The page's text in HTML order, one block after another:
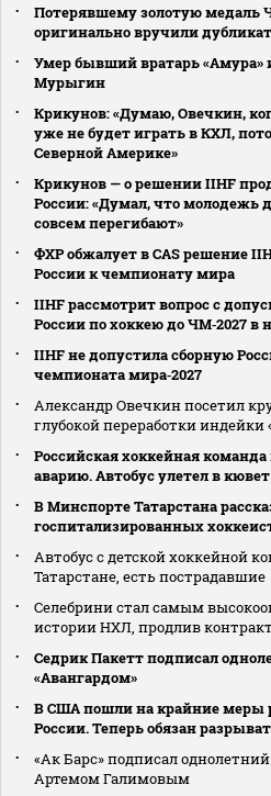
Потерявшему золотую медаль
оригинально вручили дубликат
Умер бывший вратарь «Амура»
Мурыгин
Крикунов: «Думаю, Овечкин,
уже не будет играть в КХЛ,
Северной Америке»
Крикунов — о решении IIHF
России: «Думал, что молодежь
совсем перегибают»
ФХР обжалует в CAS решение
России к чемпионату мира
IIHF рассмотрит вопрос с
России по хоккею до ЧМ‑2027 в
IIHF не допустила сборную
чемпионата мира‑2027
Александр Овечкин посетил
глубокой переработки индейки
Российская хоккейная
аварию. Автобус улетел в
В Минспорте Татарстана
госпитализированных
Автобус с детской хоккейной
Татарстане, есть пострадавшие
Селебрини стал самым
истории НХЛ, продлив контракт
Седрик Пакетт подписал
«Авангардом»
В США пошли на крайние меры
России. Теперь обязан
«Ак Барс» подписал
Артемом Галимовым